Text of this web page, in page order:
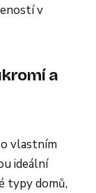
v
a
vlastním
ideální
typy domů,